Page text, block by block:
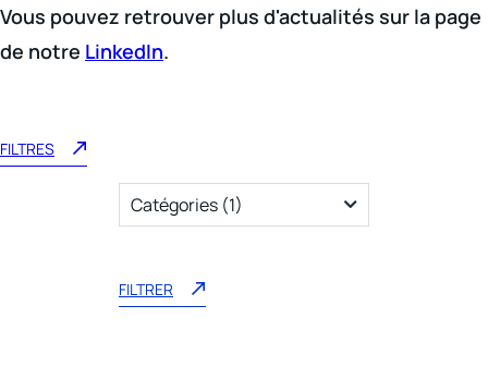
Vous pouvez retrouver plus d'actualités sur la page
de notre LinkedIn.
FILTRES
Certification
Catégories (1)
FILTRER